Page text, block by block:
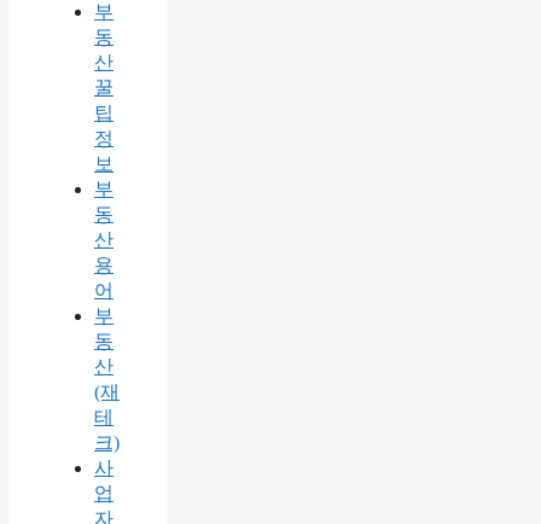
부
동
산
꿀
팁
정
보
부
동
산
용
어
부
동
산
(재
테
크)
사
업
자